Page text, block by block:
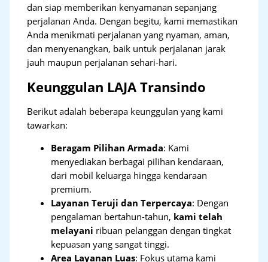
dan siap memberikan kenyamanan sepanjang
perjalanan Anda. Dengan begitu, kami memastikan
Anda menikmati perjalanan yang nyaman, aman,
dan menyenangkan, baik untuk perjalanan jarak
jauh maupun perjalanan sehari-hari.
Keunggulan LAJA Transindo
Berikut adalah beberapa keunggulan yang kami
tawarkan:
Beragam Pilihan Armada: Kami
menyediakan berbagai pilihan kendaraan,
dari mobil keluarga hingga kendaraan
premium.
Layanan Teruji dan Terpercaya: Dengan
pengalaman bertahun-tahun, kami telah
melayani ribuan pelanggan dengan tingkat
kepuasan yang sangat tinggi.
Area Layanan Luas: Fokus utama kami